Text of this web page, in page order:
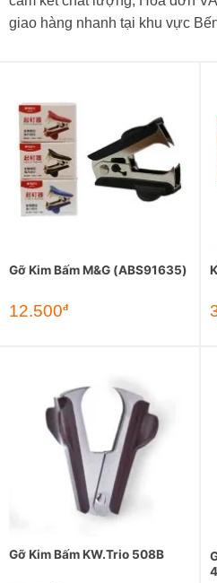
giao hàng nhanh tại khu vực
Gỡ Kim Bấm M&G (ABS91635)
12.500đ
Gỡ Kim Bấm KW.Trio 508B